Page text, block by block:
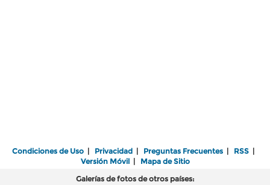
Condiciones de Uso | Privacidad | Preguntas Frecuentes | RSS |
Versión Móvil| Mapa de Sitio
Galerías de fotos de otros países: